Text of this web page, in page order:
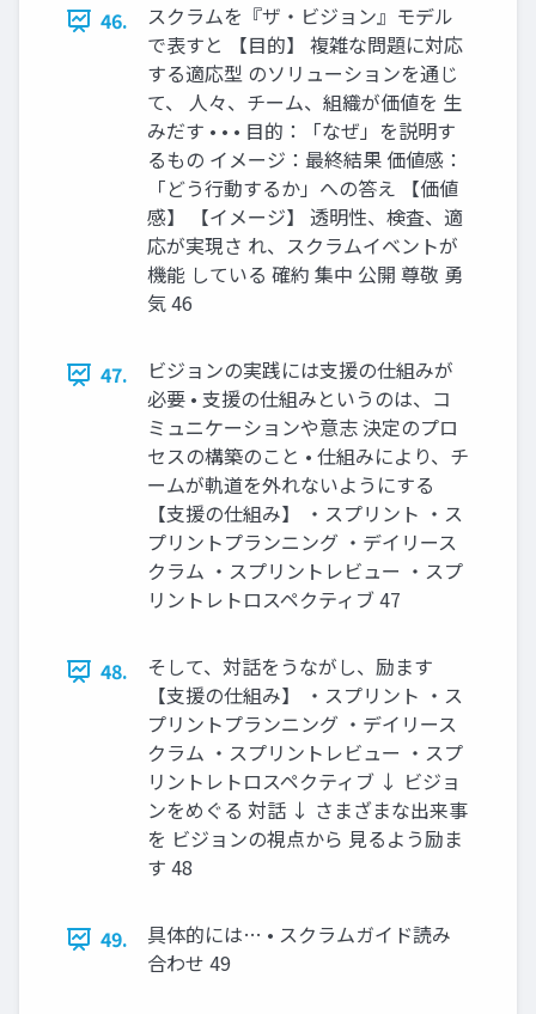
46.
スクラムを『ザ・ビジョン』モデル
で表すと 【目的】 複雑な問題に対応
する適応型 のソリューションを通じ
て、 人々、チーム、組織が価値を 生
みだす • • • 目的：「なぜ」を説明す
るもの イメージ：最終結果 価値感：
「どう行動するか」への答え 【価値
感】 【イメージ】 透明性、検査、適
応が実現さ れ、スクラムイベントが
機能 している 確約 集中 公開 尊敬 勇
気 46
47.
ビジョンの実践には支援の仕組みが
必要 • 支援の仕組みというのは、コ
ミュニケーションや意志 決定のプロ
セスの構築のこと • 仕組みにより、チ
ームが軌道を外れないようにする
【支援の仕組み】 ・スプリント ・ス
プリントプランニング ・デイリース
クラム ・スプリントレビュー ・スプ
リントレトロスペクティブ 47
48.
そして、対話をうながし、励ます
【支援の仕組み】 ・スプリント ・ス
プリントプランニング ・デイリース
クラム ・スプリントレビュー ・スプ
リントレトロスペクティブ ↓ ビジョ
ンをめぐる 対話 ↓ さまざまな出来事
を ビジョンの視点から 見るよう励ま
す 48
49.
具体的には… • スクラムガイド読み
合わせ 49